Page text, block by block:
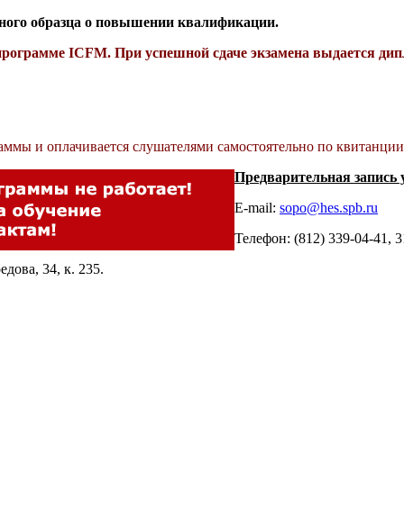
образца о повышении квалификации.
ICFM. При успешной сдаче экзамена выдается
и оплачивается слушателями самостоятельно по
Предварительная запись
E-mail: sopo@hes.spb.ru
Телефон: (812) 339-04-41,
34, к. 235.